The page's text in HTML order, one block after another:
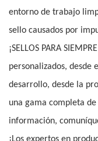
entorno de trabajo
sello causados por
¡SELLOS PARA
personalizados, desde
desarrollo, desde la
una gama completa
información,